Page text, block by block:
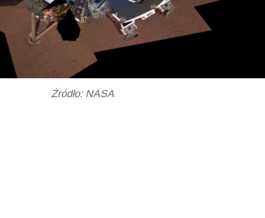
Żródło: NASA